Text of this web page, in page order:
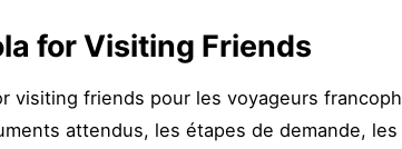
for Visiting Friends
visiting friends pour les voyageurs
attendus, les étapes de demande,